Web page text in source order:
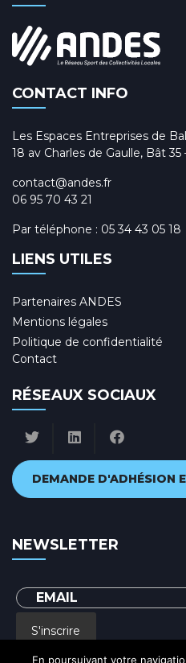
CONTACT INFO
Les Espaces Entreprises de
18 av Charles de Gaulle, Bât 35
contact@andes.fr
06 95 70 43 21
Par téléphone : 05 34 43 05 18
LIENS UTILES
Partenaires ANDES
Mentions légales
Politique de confidentialité
Contact
RÉSEAUX SOCIAUX
DEMANDE D'ADHÉSION
NEWSLETTER
S'inscrire
En poursuivant votre